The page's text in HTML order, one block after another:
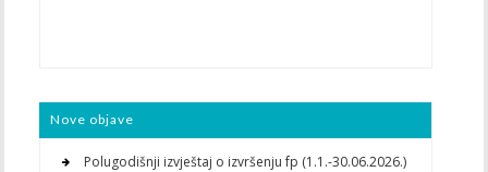
Nove objave
Polugodišnji izvještaj o izvršenju fp (1.1.-30.06.2026.)